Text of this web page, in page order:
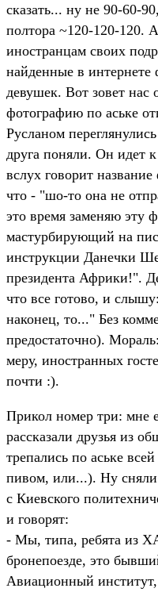
сказать... ну не 90-60-
полтора ~120-120-120.
иностранцам своих
найденные в интернете
девушек. Вот зовет нас
фотографию по аське
Русланом
друга поняли. Он идет
вслух говорит
что - "шо-то она не
это время заменяю эту
мастурбирующий на
инструкции Данечки
президента Африки!".
что все готово, и
наконец, то..." Без
предостаточно).
меру, иностранных
почти :).
Прикол номер три: мне
рассказали друзья из
трепались по аське
пивом, или...). Ну сняли
с Киевского
и говорят:
- Мы, типа, ребята из
бронепоезде, это
Авиационный